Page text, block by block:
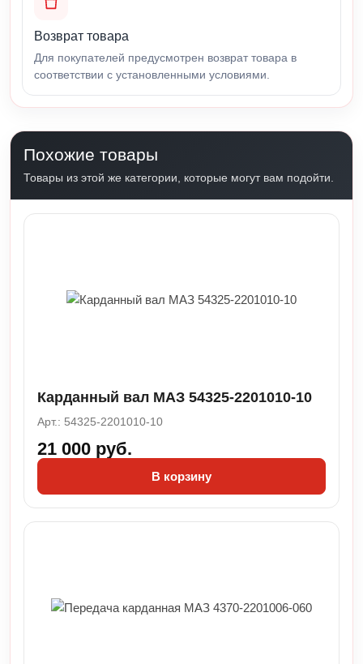
Возврат товара
Для покупателей предусмотрен возврат товара в
соответствии с установленными условиями.
Похожие товары
Товары из этой же категории, которые могут вам подойти.
Карданный вал МАЗ 54325-2201010-10
Арт.: 54325-2201010-10
21 000 руб.
В корзину